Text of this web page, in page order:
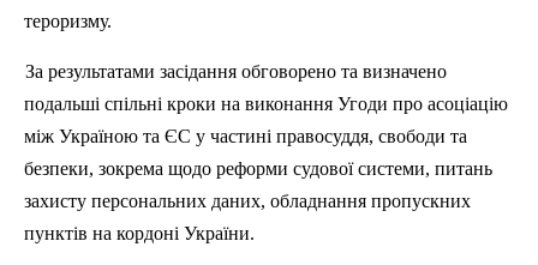
тероризму.
За результатами засідання обговорено та визначено
подальші спільні кроки на виконання Угоди про асоціацію
між Україною та ЄС у частині правосуддя, свободи та
безпеки, зокрема щодо реформи судової системи, питань
захисту персональних даних, обладнання пропускних
пунктів на кордоні України.